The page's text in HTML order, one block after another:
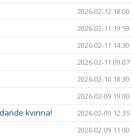
2026-02-12 18:00
2026-02-11 19:59
2026-02-11 14:30
2026-02-11 09:07
2026-02-10 18:30
2026-02-09 19:00
kvinna! 2026-02-09 12:35
2026-02-09 11:00